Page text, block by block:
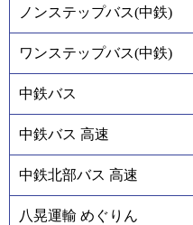
ノンステップバス(中鉄)
ワンステップバス(中鉄)
中鉄バス
中鉄バス 高速
中鉄北部バス 高速
八晃運輸 めぐりん